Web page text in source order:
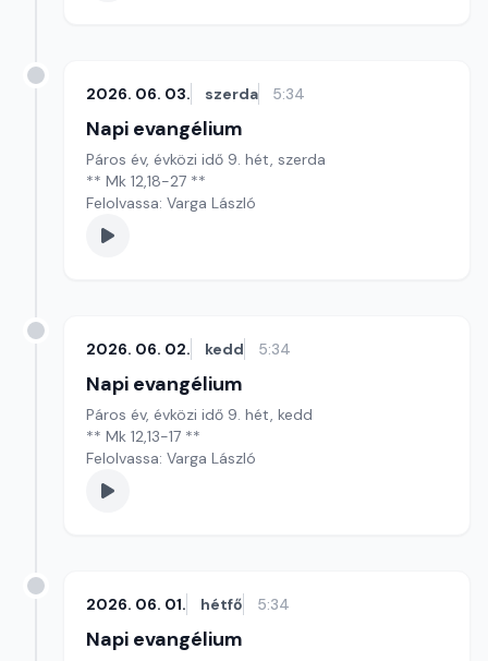
2026. 06. 03. szerda 5:34
Napi evangélium
Páros év, évközi idő 9. hét, szerda
** Mk 12,18-27 **
Felolvassa: Varga László
2026. 06. 02. kedd 5:34
Napi evangélium
Páros év, évközi idő 9. hét, kedd
** Mk 12,13-17 **
Felolvassa: Varga László
2026. 06. 01. hétfő 5:34
Napi evangélium